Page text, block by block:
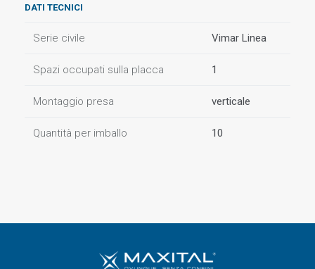
DATI TECNICI
Serie civile Vimar Linea
Spazi occupati sulla placca 1
Montaggio presa verticale
Quantità per imballo 10